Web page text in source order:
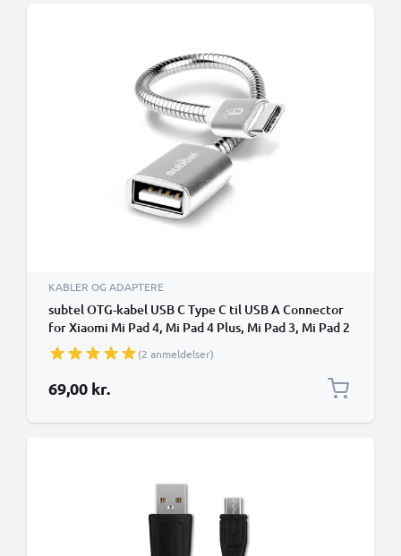
KABLER OG ADAPTERE
subtel OTG-kabel USB C Type C til USB A Connector
for Xiaomi Mi Pad 4, Mi Pad 4 Plus, Mi Pad 3, Mi Pad 2
OTG 2.0 Adapter(2 anmeldelser)
69,00 kr.